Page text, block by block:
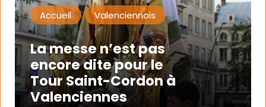
Accueil Valenciennois
La messe n’est pas
encore dite pour le
Tour Saint-Cordon à
Valenciennes